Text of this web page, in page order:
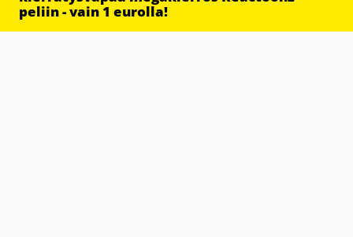
peliin - vain 1 eurolla!